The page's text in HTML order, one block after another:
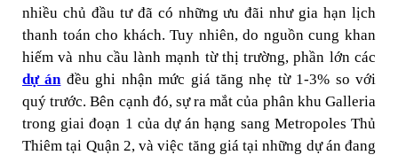
nhiều chủ đầu tư đã có những ưu đãi như gia hạn lịch
thanh toán cho khách. Tuy nhiên, do nguồn cung khan
hiếm và nhu cầu lành mạnh từ thị trường, phần lớn các
dự án đều ghi nhận mức giá tăng nhẹ từ 1-3% so với
quý trước. Bên cạnh đó, sự ra mắt của phân khu Galleria
trong giai đoạn 1 của dự án hạng sang Metropoles Thủ
Thiêm tại Quận 2, và việc tăng giá tại những dự án đang